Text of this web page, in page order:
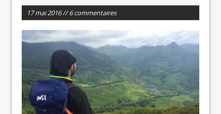
17 mai 2016 // 6 commentaires